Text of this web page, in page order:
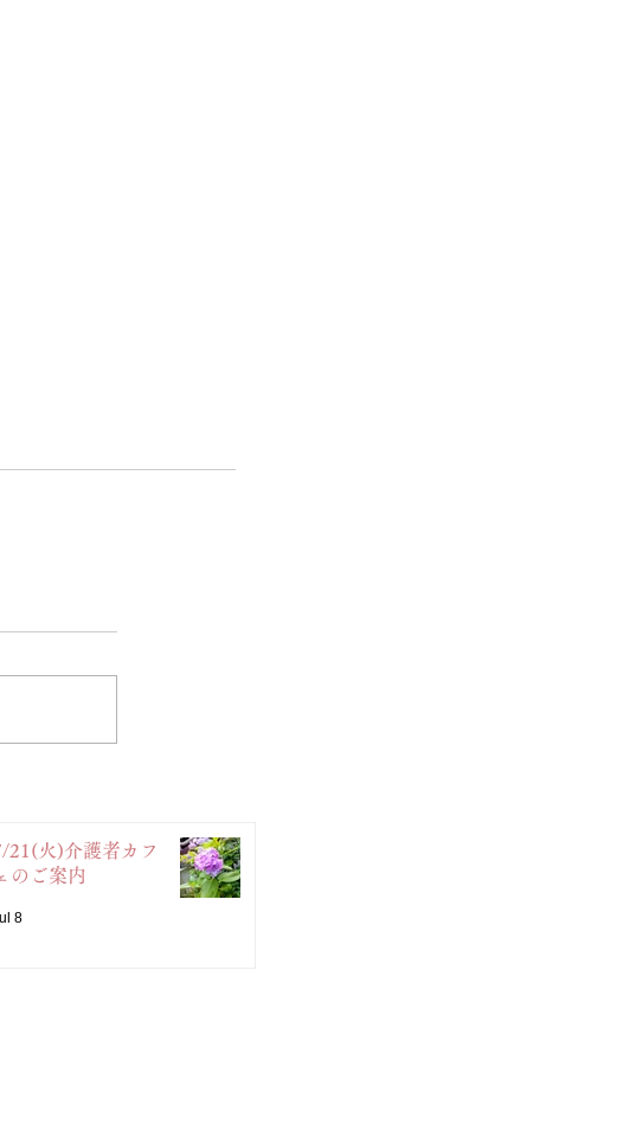
21(火)介護者カフ
のご案内
8